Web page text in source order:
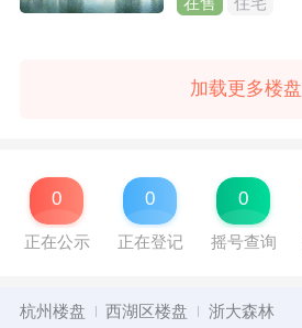
加载更多楼盘
0
正在公示
0
正在登记
0
摇号查询
杭州楼盘 西湖区楼盘 浙大森林